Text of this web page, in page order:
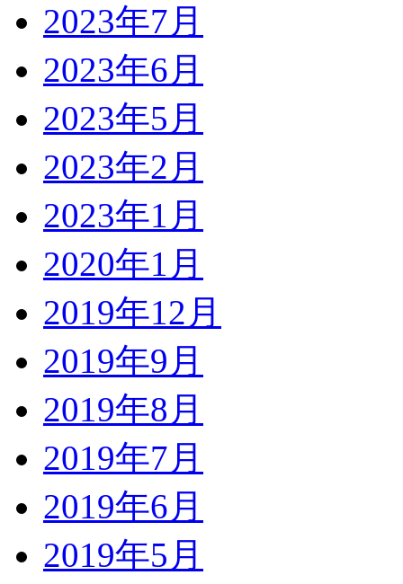
2023年7月
2023年6月
2023年5月
2023年2月
2023年1月
2020年1月
2019年12月
2019年9月
2019年8月
2019年7月
2019年6月
2019年5月